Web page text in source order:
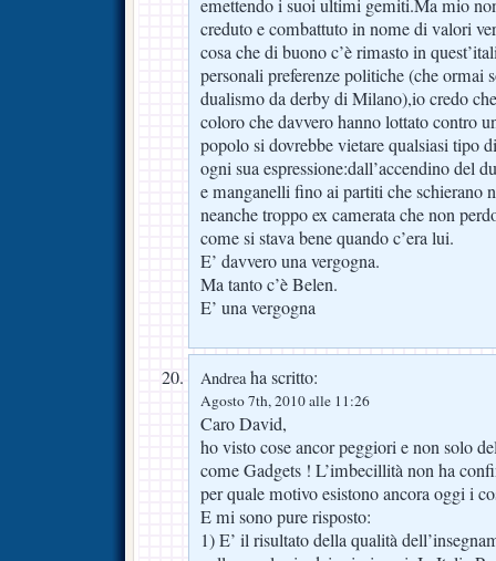
emettendo i suoi ultimi gemiti.Ma mio
creduto e combattuto in nome di valori
cosa che di buono c’è rimasto in
personali preferenze politiche (che ormai
dualismo da derby di Milano),io credo
coloro che davvero hanno lottato contro
popolo si dovrebbe vietare qualsiasi tipo
ogni sua espressione:dall’accendino del
e manganelli fino ai partiti che schierano
neanche troppo ex camerata che non
come si stava bene quando c’era lui.
E’ davvero una vergogna.
Ma tanto c’è Belen.
E’ una vergogna
Andreaha scritto:
Agosto 7th, 2010 alle 11:26
Caro David,
ho visto cose ancor peggiori e non solo
come Gadgets ! L’imbecillità non ha
per quale motivo esistono ancora oggi i
E mi sono pure risposto:
1) E’ il risultato della qualità